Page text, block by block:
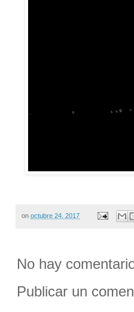
on octubre 24, 2017
No hay
Publicar un